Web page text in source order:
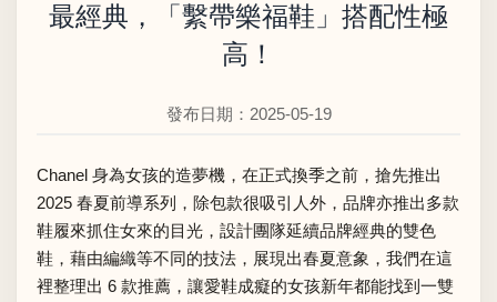
最經典，「繫帶樂福鞋」搭配性極
高！
發布日期：2025-05-19
Chanel 身為女孩的造夢機，在正式換季之前，搶先推出
2025 春夏前導系列，除包款很吸引人外，品牌亦推出多款
鞋履來抓住女來的目光，設計團隊延續品牌經典的雙色
鞋，藉由編織等不同的技法，展現出春夏意象，我們在這
裡整理出 6 款推薦，讓愛鞋成癡的女孩新年都能找到一雙